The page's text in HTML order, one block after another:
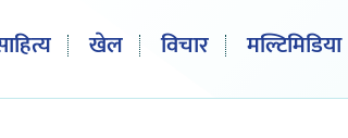
खेल विचार मल्टिमिडिया